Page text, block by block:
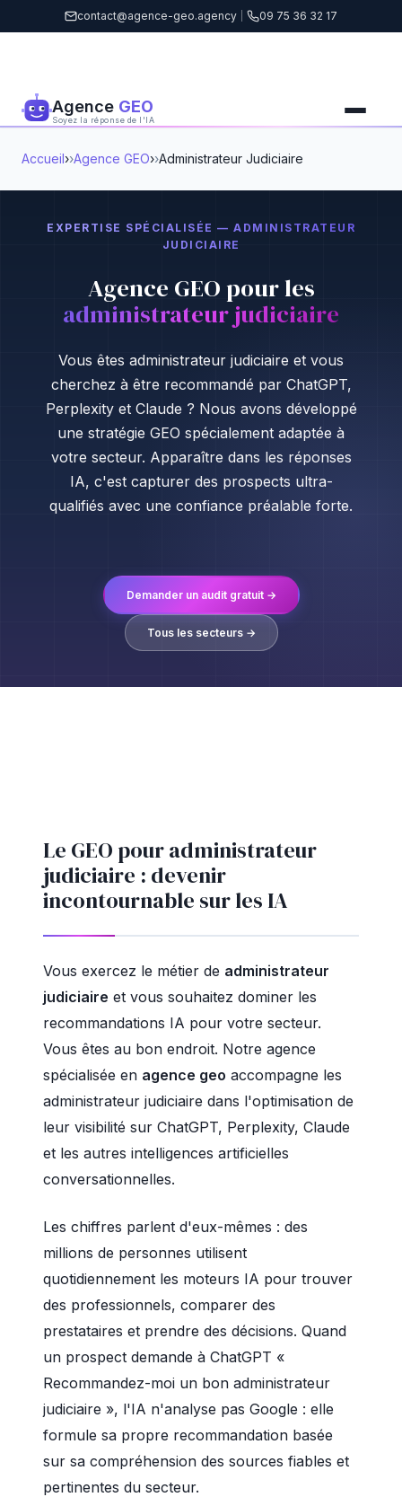
contact@agence-geo.agency 09 75 36 32 17
Agence GEO
Soyez la réponse de l'IA
Accueil› Agence GEO› Administrateur Judiciaire
EXPERTISE SPÉCIALISÉE — ADMINISTRATEUR
JUDICIAIRE
Agence GEO pour les
administrateur judiciaire
Vous êtes administrateur judiciaire et vous
cherchez à être recommandé par ChatGPT,
Perplexity et Claude ? Nous avons développé
une stratégie GEO spécialement adaptée à
votre secteur. Apparaître dans les réponses
IA, c'est capturer des prospects ultra-
qualifiés avec une confiance préalable forte.
Demander un audit gratuit →
Tous les secteurs →
Le GEO pour administrateur
judiciaire : devenir
incontournable sur les IA
Vous exercez le métier de administrateur
judiciaire et vous souhaitez dominer les
recommandations IA pour votre secteur.
Vous êtes au bon endroit. Notre agence
spécialisée en agence geo accompagne les
administrateur judiciaire dans l'optimisation de
leur visibilité sur ChatGPT, Perplexity, Claude
et les autres intelligences artificielles
conversationnelles.
Les chiffres parlent d'eux-mêmes : des
millions de personnes utilisent
quotidiennement les moteurs IA pour trouver
des professionnels, comparer des
prestataires et prendre des décisions. Quand
un prospect demande à ChatGPT «
Recommandez-moi un bon administrateur
judiciaire », l'IA n'analyse pas Google : elle
formule sa propre recommandation basée
sur sa compréhension des sources fiables et
pertinentes du secteur.